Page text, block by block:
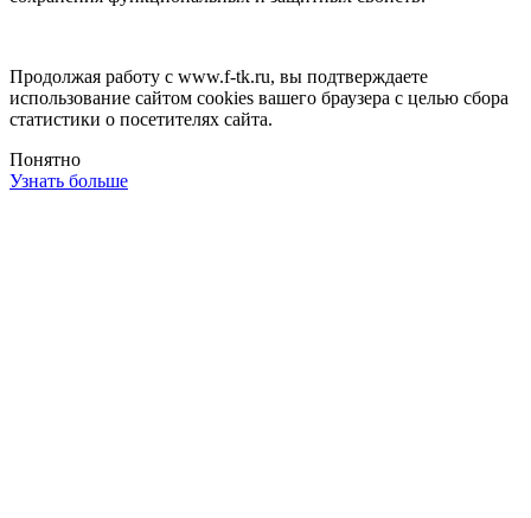
Продолжая работу с www.f-tk.ru, вы подтверждаете
использование сайтом cookies вашего браузера с целью сбора
статистики о посетителях сайта.
Понятно
Узнать больше